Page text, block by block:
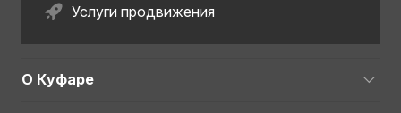
Услуги продвижения
О Куфаре